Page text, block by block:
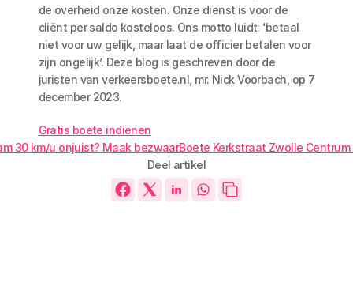
de overheid onze kosten. Onze dienst is voor de
cliënt per saldo kosteloos. Ons motto luidt: ‘betaal
niet voor uw gelijk, maar laat de officier betalen voor
zijn ongelijk’. Deze blog is geschreven door de
juristen van verkeersboete.nl, mr. Nick Voorbach, op 7
december 2023.
Gratis boete indienen
30 km/u onjuist? Maak bezwaarBoete Kerkstraat Zwolle
Deel artikel